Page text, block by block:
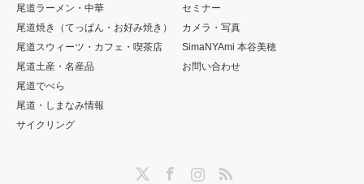
尾道ラーメン・中華
尾道焼き（てっぱん・お好み焼き）
尾道スウィーツ・カフェ・喫茶店
尾道土産・名産品
尾道でべら
尾道・しまなみ情報
サイクリング
セミナー
カメラ・写真
SimaNYAmi 本谷美穂
お問い合わせ
InstagramRSS